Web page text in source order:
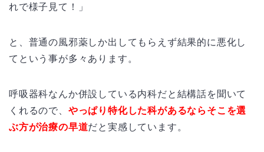
れで様子見て！」
と、普通の風邪薬しか出してもらえず結果的に悪化し
てという事が多々あります。
呼吸器科なんか併設している内科だと結構話を聞いて
くれるので、 やっぱり特化した科があるならそこを選
ぶ方が治療の早道だと実感しています。